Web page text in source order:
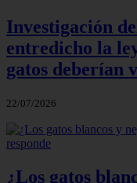
Investigación
entredicho la
gatos deberían
22/07/2026
¿Los gatos